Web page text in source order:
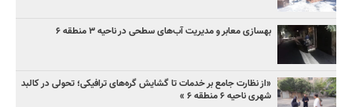
بهسازی معابر و مدیریت آب‌های سطحی در ناحیه ۳ منطقه ۶
«از نظارت جامع بر خدمات تا گشایش گره‌های ترافیکی؛ تحولی در کالبد
شهری ناحیه ۶ منطقه ۶ »